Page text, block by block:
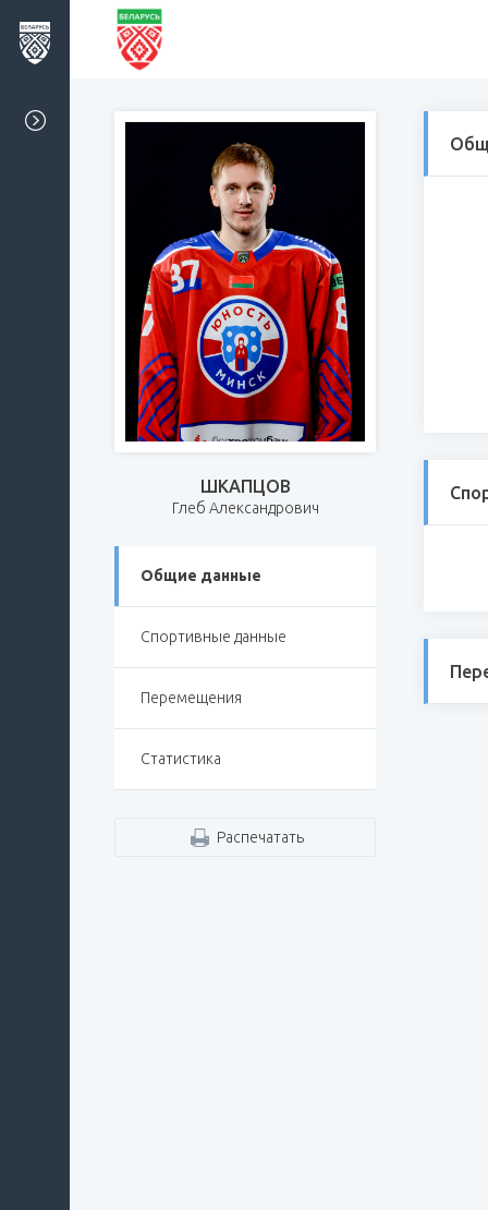
ШКАПЦОВ
Глеб Александрович
Общие данные
Спортивные данные
Перемещения
Статистика
Распечатать